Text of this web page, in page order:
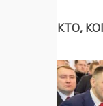
КТО,